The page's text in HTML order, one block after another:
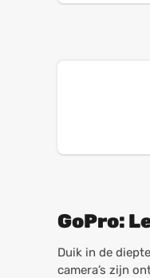
GoPro:
Duik in de
camera’s zijn